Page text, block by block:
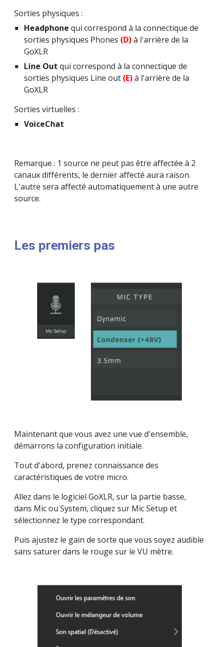
Sorties physiques :
Headphone qui correspond à la connectique de
sorties physiques Phones (D) à l'arrière de la
GoXLR
Line Out qui correspond à la connectique de
sorties physiques Line out (E) à l'arrière de la
GoXLR
Sorties virtuelles :
VoiceChat
Remarque : 1 source ne peut pas être affectée à 2
canaux différents, le dernier affecté aura raison.
L'autre sera affecté automatiquement à une autre
source.
Les premiers pas
Maintenant que vous avez une vue d'ensemble,
démarrons la configuration initiale.
Tout d'abord, prenez connaissance des
caractéristiques de votre micro.
Allez dans le logiciel GoXLR, sur la partie basse,
dans Mic ou System, cliquez sur Mic Setup et
sélectionnez le type correspondant.
Puis ajustez le gain de sorte que vous soyez audible
sans saturer dans le rouge sur le VU mètre.